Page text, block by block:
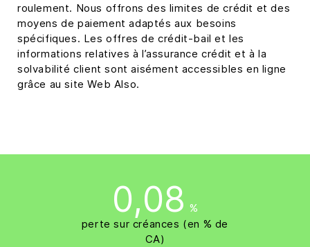
roulement. Nous offrons des limites de crédit et des
moyens de paiement adaptés aux besoins
spécifiques. Les offres de crédit-bail et les
informations relatives à l’assurance crédit et à la
solvabilité client sont aisément accessibles en ligne
grâce au site Web Also.
0,08 %
perte sur créances (en % de
CA)